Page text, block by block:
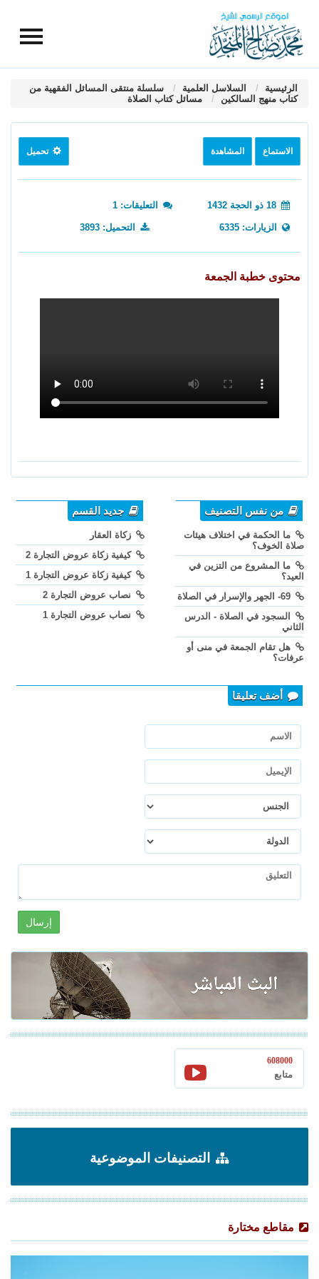
الرئيسية السلاسل العلمية
سلسلة منتقى المسائل الفقهية من
كتاب منهج السالكين
مسائل كتاب الصلاة
الاستماع المشاهدة تحميل
التعليقات: 1
الزيارات: 6335 التحميل: 3893
محتوى خطبة الجمعة
من نفس التصنيف
ما الحكمة في اختلاف هيئات
صلاة الخوف؟
ما المشروع من التزين في
العيد؟
السجود في الصلاة - الدرس
الثاني
هل تقام الجمعة في منى أو
عرفات؟
جديد القسم
زكاة العقار
كيفية زكاة عروض التجارة 2
كيفية زكاة عروض التجارة 1
نصاب عروض التجارة 2
نصاب عروض التجارة 1
أضف تعليقا
إرسال
608000
متابع
التصنيفات الموضوعية
مقاطع مختارة